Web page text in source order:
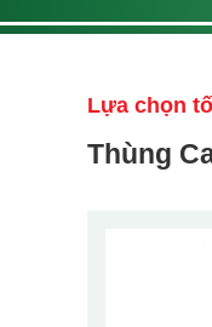
Lựa chọn
Thùng